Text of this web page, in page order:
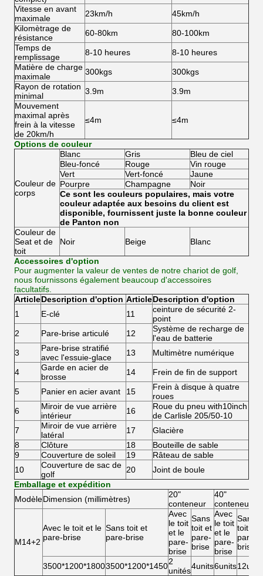
Vitesse en avant
maximale
23km/h
45km/h
Kilomètrage de
résistance
60-80km
80-100km
Temps de
remplissage
8-10 heures
8-10 heures
Matière de charge
maximale
300kgs
300kgs
Rayon de rotation
minimal
3.9m
3.9m
Mouvement
maximal après
frein à la vitesse
de 20km/h
≤4m ≤4m
Options de couleur
Couleur de
corps
Blanc Gris
Bleu de ciel
Bleu-foncé
Rouge
Vin rouge
Vert
Vert-foncé
Jaune
Pourpre
Champagne
Noir
Ce sont les couleurs populaires, mais votre
couleur adaptée aux besoins du client est
disponible, fournissent juste la bonne couleur
de Panton non
Couleur de
Seat et de
toit
Noir Beige Blanc
Accessoires d'option
Pour augmenter la valeur de ventes de notre chariot de golf,
nous fournissons également beaucoup d'accessoires
facultatifs.
ArticleDescription d'option ArticleDescription d'option
1
E-clé 11
ceinture de sécurité 2-
point
2
Pare-brise articulé 12
Système de recharge de
l'eau de batterie
3
Pare-brise stratifié
avec l'essuie-glace
13 Multimètre numérique
4
Garde en acier de
brosse
14 Frein de fin de support
5 Panier en acier avant 15
Frein à disque à quatre
roues
6
Miroir de vue arrière
intérieur
16
Roue du pneu with10inch
de Carlisle 205/50-10
7
Miroir de vue arrière
latéral
17
Glacière
8
Clôture 18
Bouteille de sable
9
Couverture de soleil 19
Râteau de sable
10
Couverture de sac de
golf
20
Joint de boule
Emballage et expédition
ModèleDimension (millimètres)
20"
conteneur
40"
conteneur
M14+2
Avec le toit et le
pare-brise
Sans toit et
pare-brise
Avec
le toit
et le
pare-
brise
Sans
toit et
pare-
brise
Avec
le toit
et le
pare-
brise
Sans
toit et
pare-
brise
3500*1200*18003500*1200*14502
unités4units6units